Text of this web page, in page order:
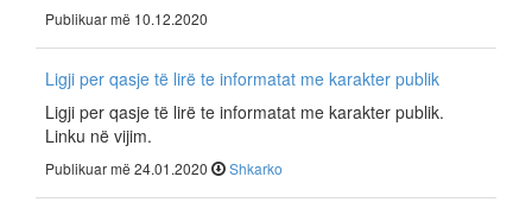
Publikuar më 10.12.2020
Ligji per qasje të lirë te informatat me karakter publik
Ligji per qasje të lirë te informatat me karakter publik.
Linku në vijim.
Publikuar më 24.01.2020 Shkarko